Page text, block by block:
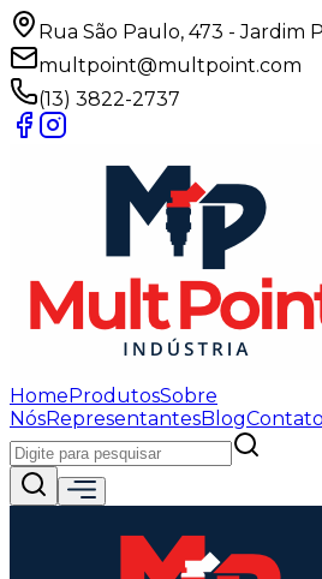
Rua São Paulo, 473 - Jardim
multpoint@multpoint.com
(13) 3822-2737
HomeProdutosSobre
NósRepresentantesBlogContato